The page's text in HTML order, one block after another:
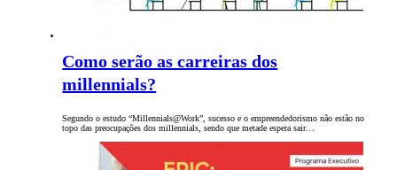
Como serão as carreiras dos
millennials?
Segundo o estudo “Millennials@Work”, sucesso e o empreendedorismo não estão no
topo das preocupações dos millennials, sendo que metade espera sair…